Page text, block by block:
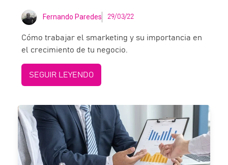
Fernando Paredes 29/03/22
Cómo trabajar el smarketing y su importancia en
el crecimiento de tu negocio.
SEGUIR LEYENDO